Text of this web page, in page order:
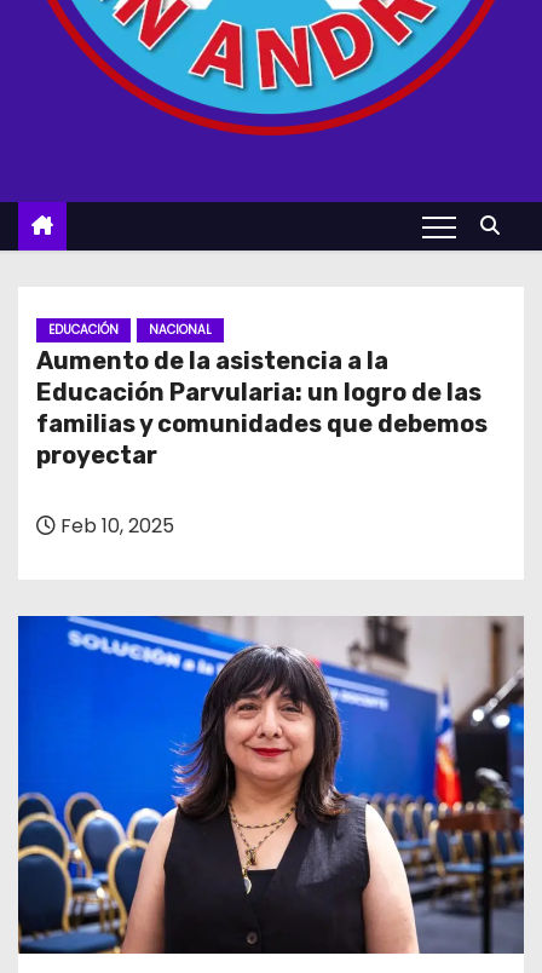
EDUCACIÓN NACIONAL
Aumento de la asistencia a la
Educación Parvularia: un logro de las
familias y comunidades que debemos
proyectar
Feb 10, 2025